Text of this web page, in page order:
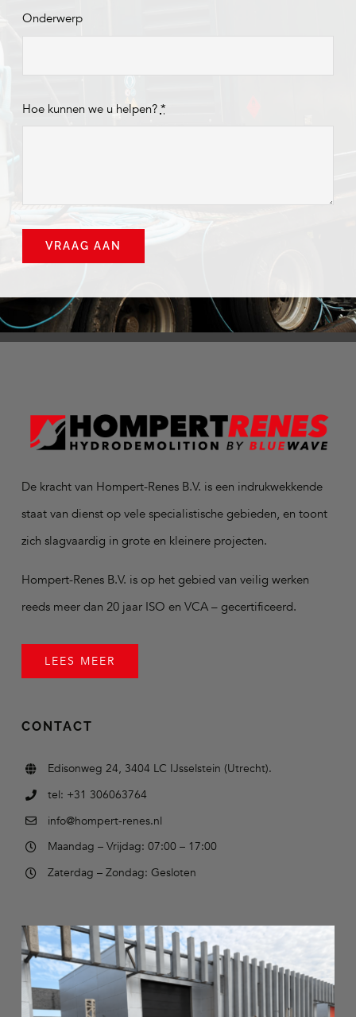
Onderwerp
Hoe kunnen we u helpen? *
VRAAG AAN
De kracht van Hompert-Renes B.V. is een indrukwekkende
staat van dienst op vele specialistische gebieden, en toont
zich slagvaardig in grote en kleinere projecten.
Hompert-Renes B.V. is op het gebied van veilig werken
reeds meer dan 20 jaar ISO en VCA – gecertificeerd.
LEES MEER
CONTACT
Edisonweg 24, 3404 LC IJsselstein (Utrecht).
tel: +31 306063764
info@hompert-renes.nl
Maandag – Vrijdag: 07:00 – 17:00
Zaterdag – Zondag: Gesloten